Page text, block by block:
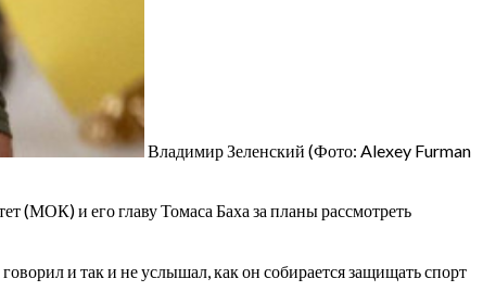
Владимир Зеленский (Фото: Alexey Furman
(МОК) и его главу Томаса Баха за планы рассмотреть
и так и не услышал, как он собирается защищать спорт